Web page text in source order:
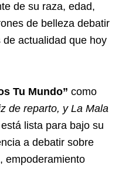
de su raza, edad,
de belleza debatir
actualidad que hoy
Tu Mundo” como
de reparto, y La Mala
está lista para bajo su
a debatir sobre
empoderamiento